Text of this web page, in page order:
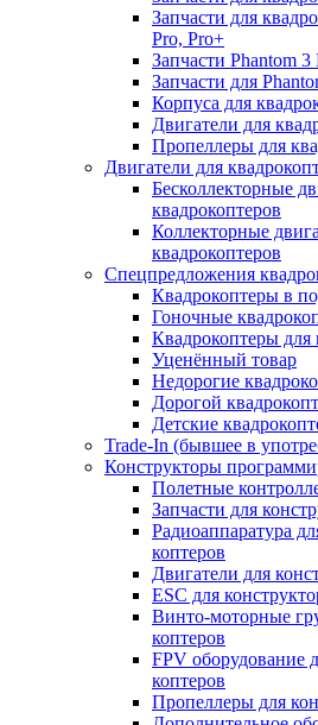
Запчасти для
Pro, Pro+
Запчасти Phantom
Запчасти для
Корпуса для
Двигатели для
Пропеллеры для
Двигатели для
Бесколлекторные
квадрокоптеров
Коллекторные
квадрокоптеров
Спецпредложения
Квадрокоптеры в
Гоночные
Квадрокоптеры для
Уценённый товар
Недорогие
Дорогой
Детские
Trade-In (бывшее в
Конструкторы
Полетные
Запчасти для
Радиоаппаратура
коптеров
Двигатели для
ESC для
Винто-моторные
коптеров
FPV оборудование
коптеров
Пропеллеры для